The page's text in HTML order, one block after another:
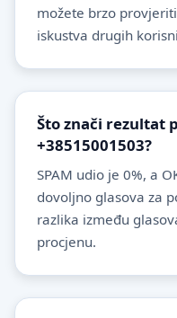
možete brzo
iskustva drugih
Što znači rezultat
+38515001503?
SPAM udio je 0%, a
dovoljno glasova za
razlika između
procjenu.